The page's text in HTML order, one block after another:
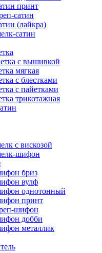
принт
сатин
(лайкра)
сатин
с вышивкой
мягкая
с блестками
с пайетками
трикотажная
с вискозой
шифон
бриз
вулф
однотонный
принт
шифон
добби
металлик